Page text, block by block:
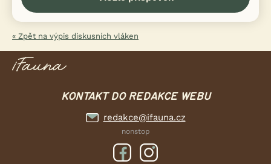
« Zpět na výpis diskusních vláken
KONTAKT DO REDAKCE WEBU
redakce@ifauna.cz
nonstop